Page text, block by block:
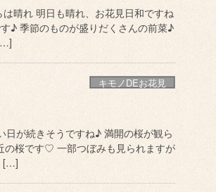
晴れ 明日も晴れ、お花見日和ですね
♪ 季節のものが盛りだくさんの前菜♪
キモノDEお花見
日が続きそうですね♪ 満開の桜が観ら
桜です♡ 一部つぼみも見られますが
[…]